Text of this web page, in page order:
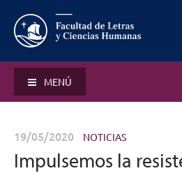
MENÚ
19/05/2020 NOTICIAS
Impulsemos la